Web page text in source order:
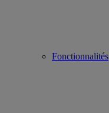
Fonctionnalités